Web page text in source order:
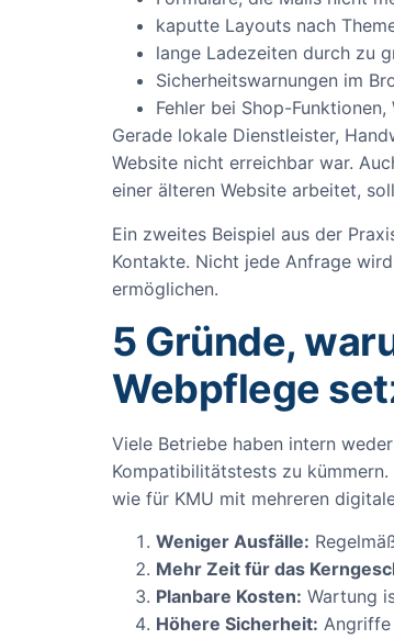
kaputte Layouts nach
lange Ladezeiten durch zu
Sicherheitswarnungen im
Fehler bei Shop-
Gerade lokale Dienstleister,
Website nicht erreichbar war.
einer älteren Website arbeitet,
Ein zweites Beispiel aus der
Kontakte. Nicht jede Anfrage
ermöglichen.
5 Gründe,
Webpflege
Viele Betriebe haben intern
Kompatibilitätstests zu
wie für KMU mit mehreren
Weniger Ausfälle:
Mehr Zeit für das
Planbare Kosten: Wartung
Höhere Sicherheit: